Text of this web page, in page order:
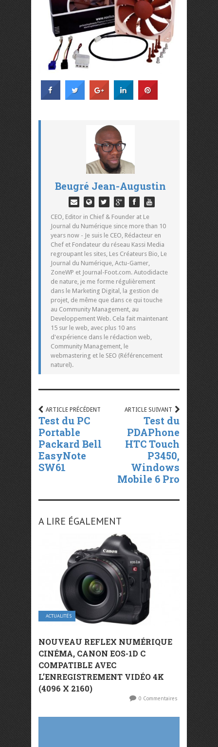
Beugré Jean-Augustin
CEO, Editor in Chief & Founder at Le
Journal du Numérique since more than 10
years now - Je suis le CEO, Rédacteur en
Chef et Fondateur du réseau Kassi Media
regroupant les sites, Les Créateurs Bio, Le
Journal du Numérique, Actu-Gamer,
ZoneWP et Journal-Foot.com. Autodidacte
de nature, je me forme régulièrement
dans le Marketing Digital, la gestion de
projet, de même que dans ce qui touche
au Community Management, au
Developpement Web. Cela fait maintenant
15 sur le web, avec plus 10 ans
d'expérience dans le rédaction web,
Community Management, le
webmastering et le SEO (Référencement
naturel).
ARTICLE PRÉCÉDENT
Test du PC
Portable
Packard Bell
EasyNote
SW61
ARTICLE SUIVANT
Test du
PDAPhone
HTC Touch
P3450,
Windows
Mobile 6 Pro
A LIRE ÉGALEMENT
ACTUALITÉS
NOUVEAU REFLEX NUMÉRIQUE
CINÉMA, CANON EOS-1D C
COMPATIBLE AVEC
L’ENREGISTREMENT VIDÉO 4K
(4096 X 2160)
0 Commentaires